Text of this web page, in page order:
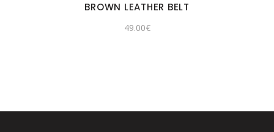
BROWN LEATHER BELT
49.00€